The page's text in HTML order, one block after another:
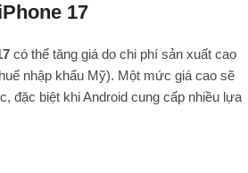
17
có thể tăng giá do chi phí sản xuất cao
nhập khẩu Mỹ). Một mức giá cao sẽ
đặc biệt khi Android cung cấp nhiều lựa